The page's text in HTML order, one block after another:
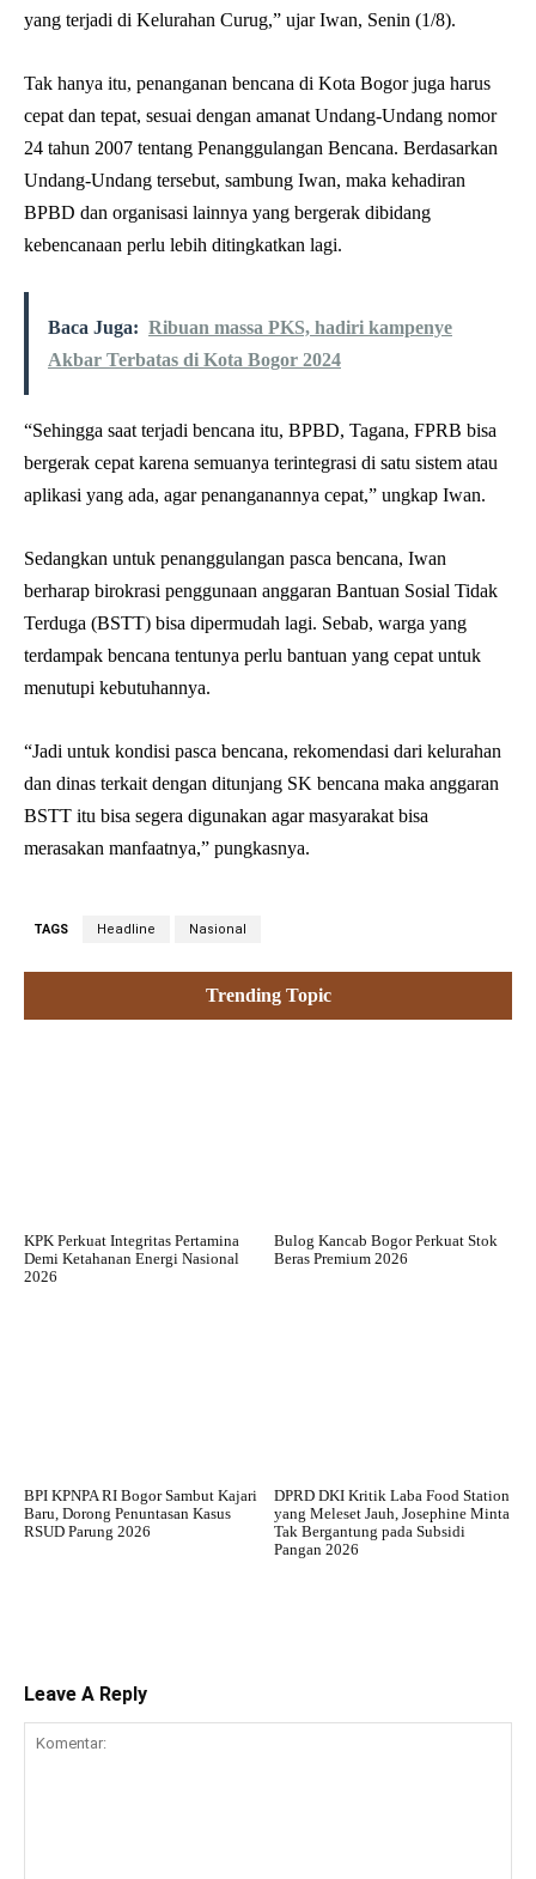
yang terjadi di Kelurahan Curug,” ujar Iwan, Senin (1/8).
Tak hanya itu, penanganan bencana di Kota Bogor juga harus
cepat dan tepat, sesuai dengan amanat Undang-Undang nomor
24 tahun 2007 tentang Penanggulangan Bencana. Berdasarkan
Undang-Undang tersebut, sambung Iwan, maka kehadiran
BPBD dan organisasi lainnya yang bergerak dibidang
kebencanaan perlu lebih ditingkatkan lagi.
Baca Juga: Ribuan massa PKS, hadiri kampenye
Akbar Terbatas di Kota Bogor 2024
“Sehingga saat terjadi bencana itu, BPBD, Tagana, FPRB bisa
bergerak cepat karena semuanya terintegrasi di satu sistem atau
aplikasi yang ada, agar penanganannya cepat,” ungkap Iwan.
Sedangkan untuk penanggulangan pasca bencana, Iwan
berharap birokrasi penggunaan anggaran Bantuan Sosial Tidak
Terduga (BSTT) bisa dipermudah lagi. Sebab, warga yang
terdampak bencana tentunya perlu bantuan yang cepat untuk
menutupi kebutuhannya.
“Jadi untuk kondisi pasca bencana, rekomendasi dari kelurahan
dan dinas terkait dengan ditunjang SK bencana maka anggaran
BSTT itu bisa segera digunakan agar masyarakat bisa
merasakan manfaatnya,” pungkasnya.
TAGS Headline Nasional
Trending Topic
KPK Perkuat Integritas Pertamina
Demi Ketahanan Energi Nasional
2026
Bulog Kancab Bogor Perkuat Stok
Beras Premium 2026
BPI KPNPA RI Bogor Sambut Kajari
Baru, Dorong Penuntasan Kasus
RSUD Parung 2026
DPRD DKI Kritik Laba Food Station
yang Meleset Jauh, Josephine Minta
Tak Bergantung pada Subsidi
Pangan 2026
Leave A Reply